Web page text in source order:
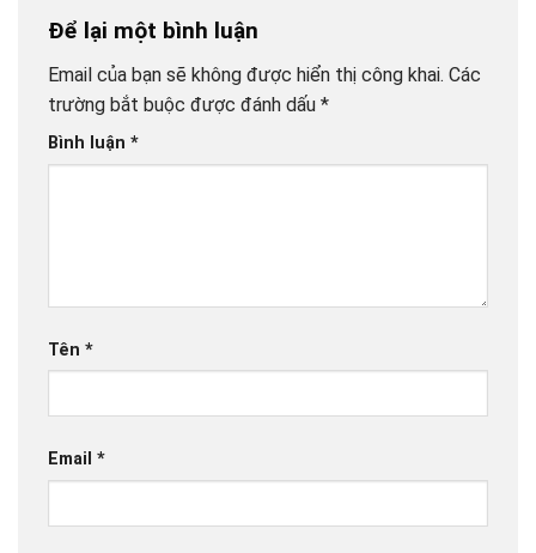
Để lại một bình luận
Email của bạn sẽ không được hiển thị công khai. Các
trường bắt buộc được đánh dấu *
Bình luận *
Tên *
Email *